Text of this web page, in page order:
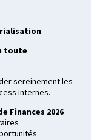
toute
sereinement les
internes.
Finances 2026